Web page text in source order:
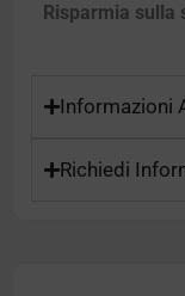
Risparmia sulla
Informazioni
Richiedi